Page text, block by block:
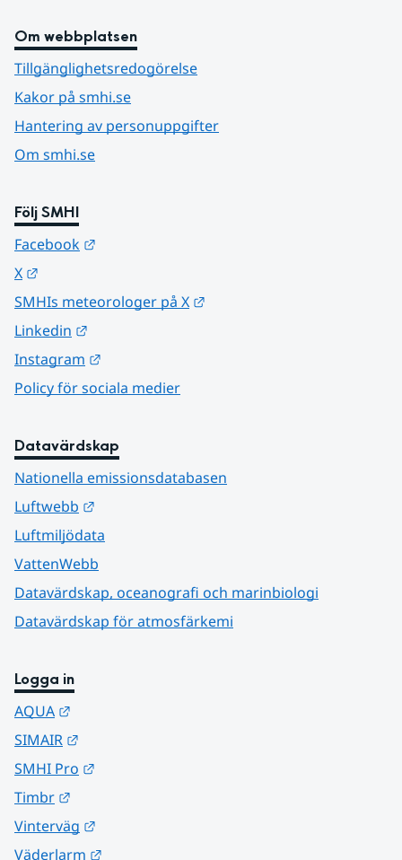
Om webbplatsen
Tillgänglighetsredogörelse
Kakor på smhi.se
Hantering av personuppgifter
Om smhi.se
Följ SMHI
Facebook
X
SMHIs meteorologer på X
Linkedin
Instagram
Policy för sociala medier
Datavärdskap
Nationella emissionsdatabasen
Luftwebb
Luftmiljödata
VattenWebb
Datavärdskap, oceanografi och marinbiologi
Datavärdskap för atmosfärkemi
Logga in
AQUA
SIMAIR
SMHI Pro
Timbr
Vinterväg
Väderlarm